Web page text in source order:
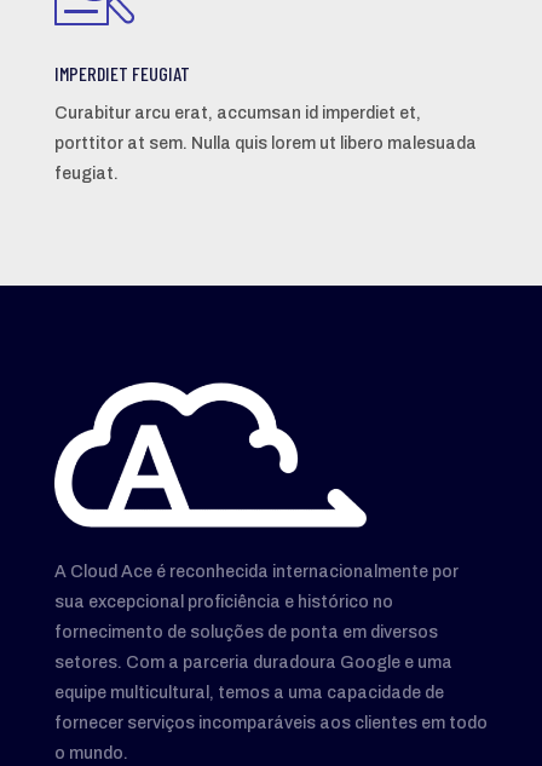
IMPERDIET FEUGIAT
Curabitur arcu erat, accumsan id imperdiet et,
porttitor at sem. Nulla quis lorem ut libero malesuada
feugiat.
A Cloud Ace é reconhecida internacionalmente por
sua excepcional proficiência e histórico no
fornecimento de soluções de ponta em diversos
setores. Com a parceria duradoura Google e uma
equipe multicultural, temos a uma capacidade de
fornecer serviços incomparáveis aos clientes em todo
o mundo.